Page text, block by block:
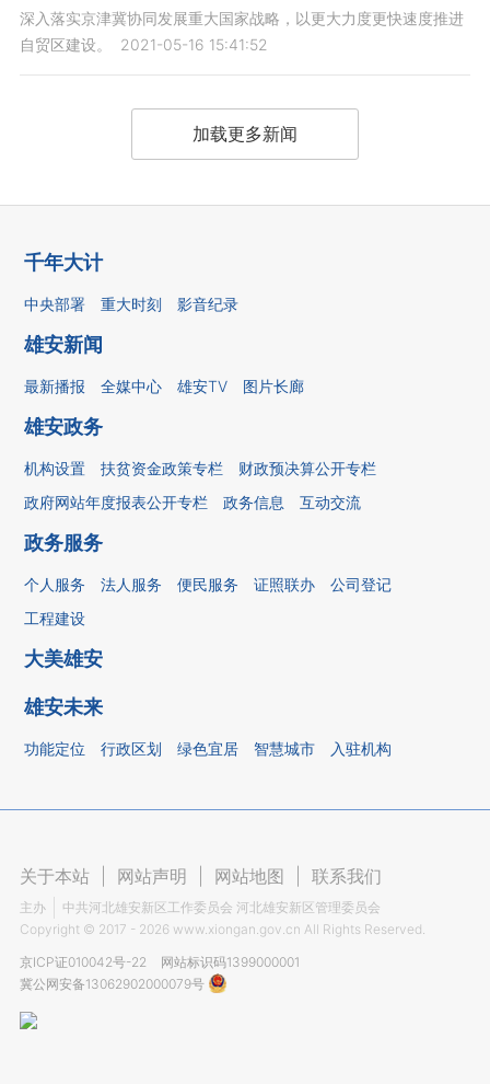
深入落实京津冀协同发展重大国家战略，以更大力度更快速度推进
自贸区建设。
2021-05-16 15:41:52
加载更多新闻
千年大计
中央部署 重大时刻 影音纪录
雄安新闻
最新播报 全媒中心 雄安TV 图片长廊
雄安政务
机构设置 扶贫资金政策专栏
财政预决算公开专栏
政府网站年度报表公开专栏
政务信息 互动交流
政务服务
个人服务 法人服务 便民服务 证照联办
公司登记
工程建设
大美雄安
雄安未来
功能定位 行政区划 绿色宜居 智慧城市 入驻机构
关于本站 网站声明 网站地图 联系我们
主办
中共河北雄安新区工作委员会 河北雄安新区管理委员会
Copyright © 2017 - 2026 www.xiongan.gov.cn All Rights Reserved.
京ICP证010042号-22
网站标识码1399000001
冀公网安备13062902000079号